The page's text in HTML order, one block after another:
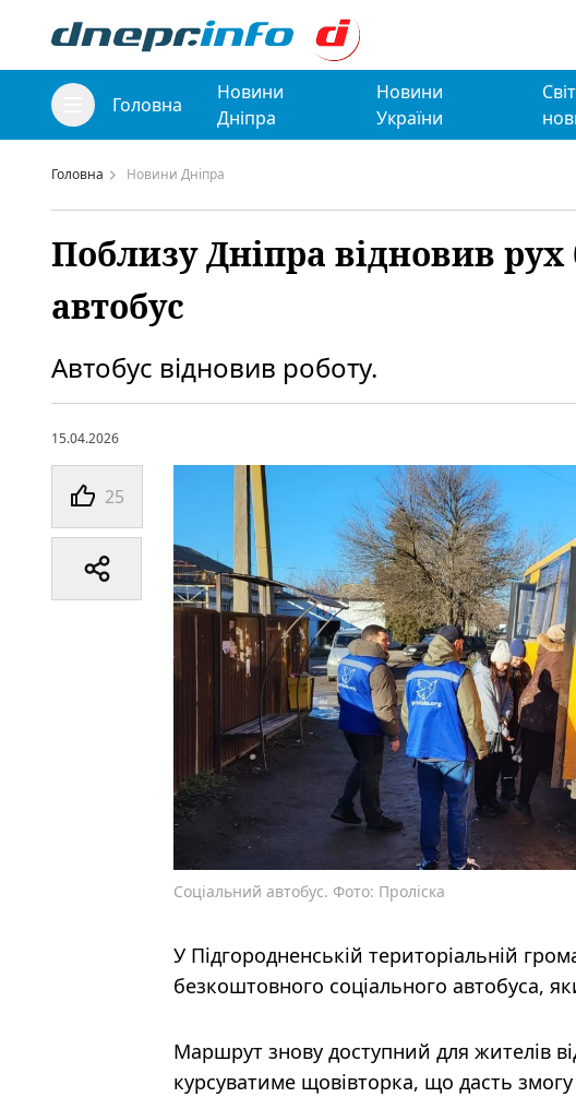
Головна
Новини
Дніпра
Новини
України
Головна Новини Дніпра
Поблизу Дніпра відновив
автобус
Автобус відновив роботу.
15.04.2026
25
Соціальний автобус. Фото: Проліска
У Підгородненській територіальній
безкоштовного соціального автобуса,
Маршрут знову доступний для жителів
курсуватиме щовівторка, що дасть